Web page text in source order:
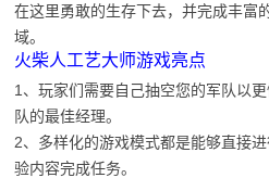
在这里勇敢的生存下去，并完成丰富
域。
火柴人工艺大师游戏亮点
1、玩家们需要自己抽空您的军队以
队的最佳经理。
2、多样化的游戏模式都是能够直接
验内容完成任务。